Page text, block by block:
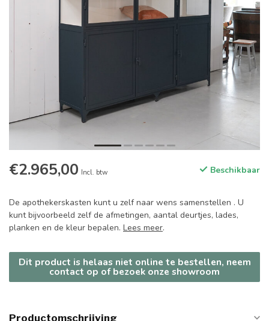
€2.965,00 Incl. btw Beschikbaar
De apothekerskasten kunt u zelf naar wens samenstellen . U
kunt bijvoorbeeld zelf de afmetingen, aantal deurtjes, lades,
planken en de kleur bepalen. Lees meer.
Dit product is helaas niet online te bestellen, neem
contact op of bezoek onze showroom
Productomschrijving